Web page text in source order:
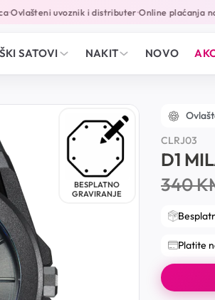
Ovlašteni uvoznik i distributer•Online plaćanja na
SATOVI NAKIT NOVO
BESPLATNO
GRAVIRANJE
CLRJ03
D1
340
Platite